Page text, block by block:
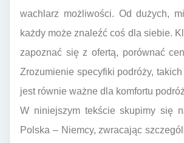
wachlarz możliwości. Od dużych,
każdy może znaleźć coś dla siebie.
zapoznać się z ofertą, porównać
Zrozumienie specyfiki podróży,
jest równie ważne dla komfortu
W niniejszym tekście skupimy się
Polska – Niemcy, zwracając